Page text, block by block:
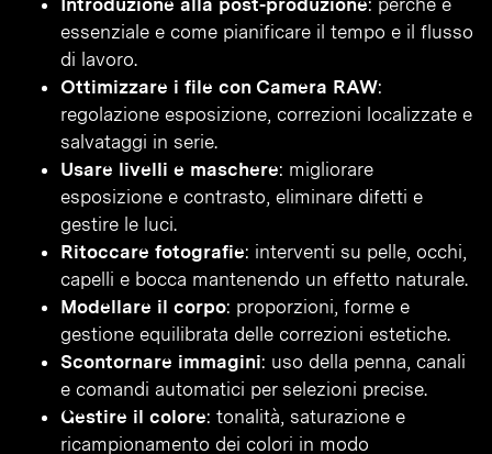
Introduzione alla post-produzione: perché è
essenziale e come pianificare il tempo e il flusso
di lavoro.
Ottimizzare i file con Camera RAW:
regolazione esposizione, correzioni localizzate e
salvataggi in serie.
Usare livelli e maschere: migliorare
esposizione e contrasto, eliminare difetti e
gestire le luci.
Ritoccare fotografie: interventi su pelle, occhi,
capelli e bocca mantenendo un effetto naturale.
Modellare il corpo: proporzioni, forme e
gestione equilibrata delle correzioni estetiche.
Scontornare immagini: uso della penna, canali
e comandi automatici per selezioni precise.
Gestire il colore: tonalità, saturazione e
ricampionamento dei colori in modo